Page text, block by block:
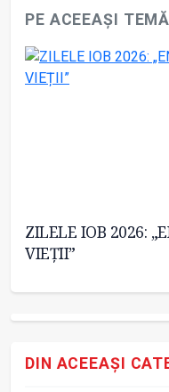
PE ACEEAȘI
ZILELE IOB 2026:
VIEȚII”
DIN ACEEAȘI